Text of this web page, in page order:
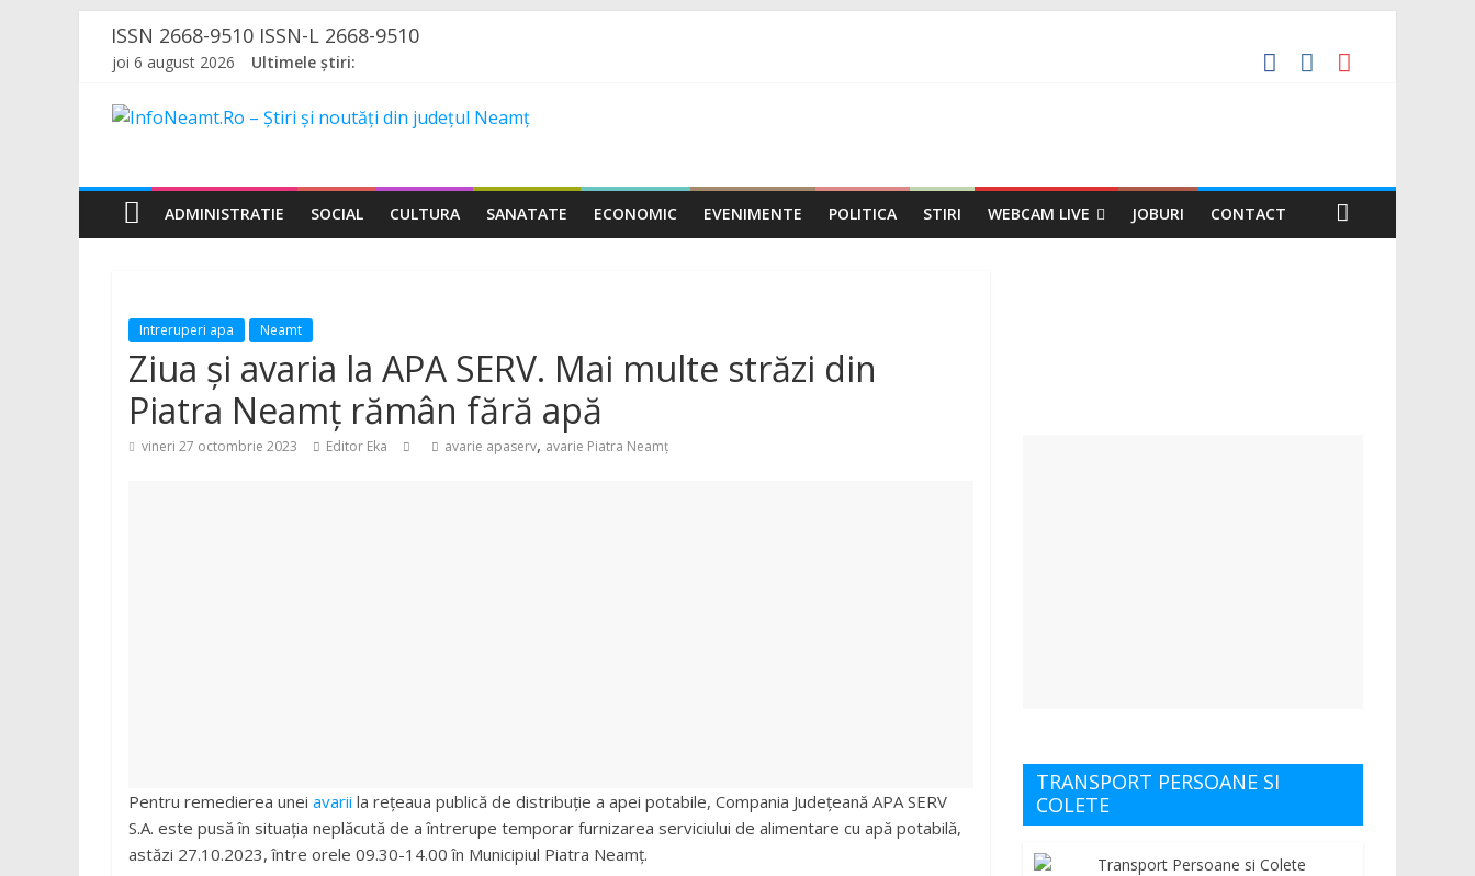
content
ISSN 2668-9510 ISSN-L 2668-9510
joi 6 august 2026 Ultimele știri:
InfoNeamt.Ro
–
Știri
și
noutăți
din
Bicaz,
Roman,
Roznov,
ADMINISTRATIE SOCIAL CULTURA SANATATE ECONOMIC EVENIMENTE POLITICA STIRI WEBCAM LIVE JOBURI CONTACT
Intreruperi apa Neamt
Ziua și avaria la APA SERV. Mai multe străzi din
Piatra Neamț rămân fără apă
vineri 27 octombrie 2023 Editor Eka avarie apaserv, avarie Piatra Neamț
Pentru remedierea unei avarii la reţeaua publică de distribuţie a apei potabile, Compania Județeană APA SERV
S.A. este pusă în situaţia neplăcută de a întrerupe temporar furnizarea serviciului de alimentare cu apă potabilă,
astăzi 27.10.2023, între orele 09.30-14.00 în Municipiul Piatra Neamț.
TRANSPORT PERSOANE SI
COLETE